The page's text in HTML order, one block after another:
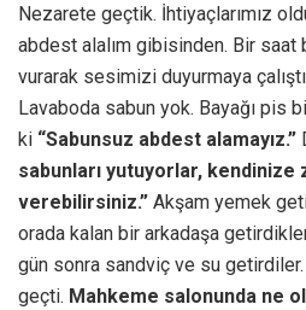
Nezarete geçtik. İhtiyaçlarımız
abdest alalım gibisinden. Bir saat
vurarak sesimizi duyurmaya
Lavaboda sabun yok. Bayağı pis
ki “Sabunsuz abdest alamayız.”
sabunları yutuyorlar, kendinize
verebilirsiniz.” Akşam yemek
orada kalan bir arkadaşa
gün sonra sandviç ve su
geçti. Mahkeme salonunda ne